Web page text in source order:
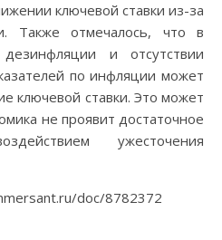
ключевой ставки из-за
Также отмечалось, что в
и отсутствии
по инфляции может
ключевой ставки. Это может
не проявит достаточное
ужесточения
doc/8782372